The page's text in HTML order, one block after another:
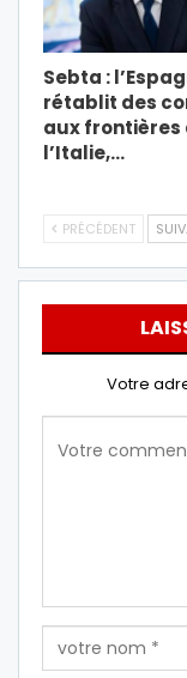
Sebta :
rétablit des
aux frontières
l’Italie,…
PRÉCÉDENT
Votre